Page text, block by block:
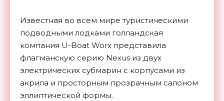
Известная во всем мире туристическими
подводными лодками голландская
компания U-Boat Worx представила
флагманскую серию Nexus из двух
электрических субмарин c корпусами из
акрила и просторным прозрачным салоном
эллиптической формы.